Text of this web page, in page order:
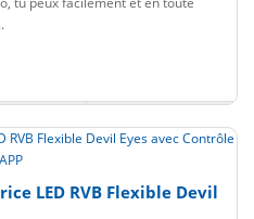
LED RVB Flexible Devil